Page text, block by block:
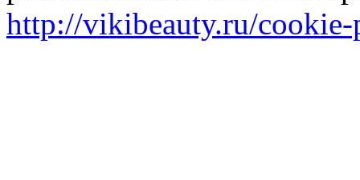
http://vikibeauty.ru/